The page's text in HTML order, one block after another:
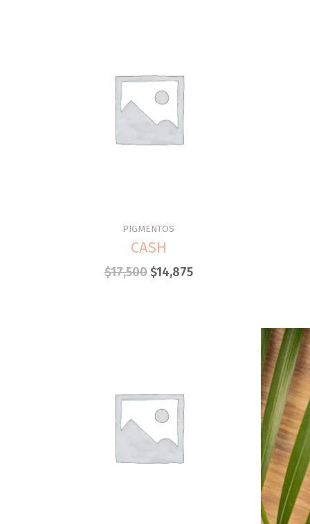
PIGMENTOS
CASH
$17,500 $14,875